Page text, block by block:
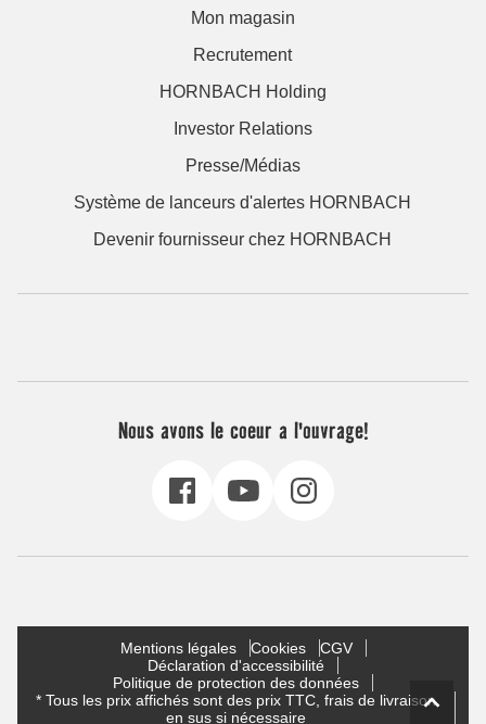
Mon magasin
Recrutement
HORNBACH Holding
Investor Relations
Presse/Médias
Système de lanceurs d'alertes HORNBACH
Devenir fournisseur chez HORNBACH
Nous avons le coeur a l'ouvrage!
Mentions légales Cookies
CGV
Déclaration d'accessibilité
Politique de protection des données
* Tous les prix affichés sont des prix TTC, frais de livraison
en sus si nécessaire